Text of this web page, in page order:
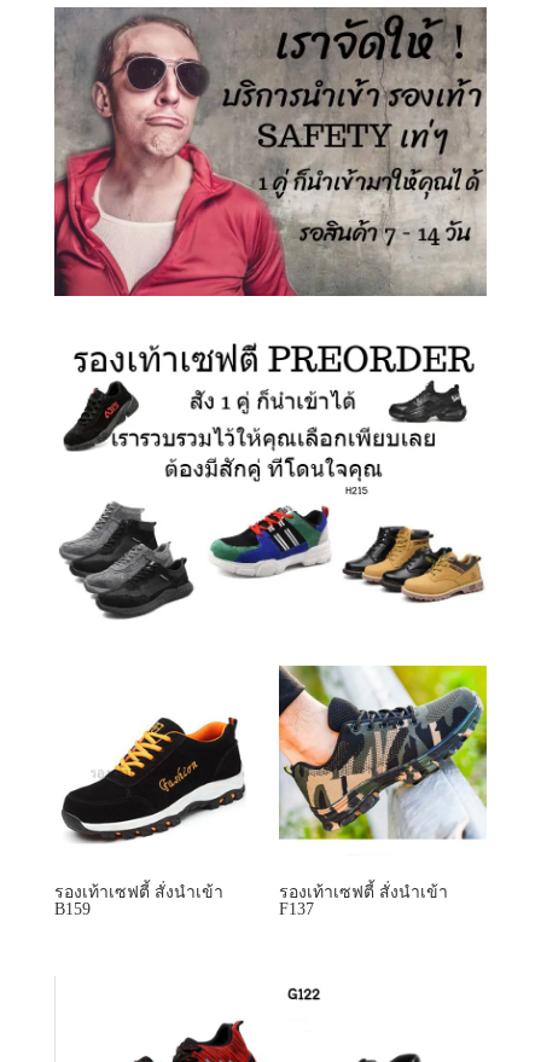
รองเท้าเซฟตี้ สั่งนำเข้า
B159
รองเท้าเซฟตี้ สั่งนำเข้า
F137